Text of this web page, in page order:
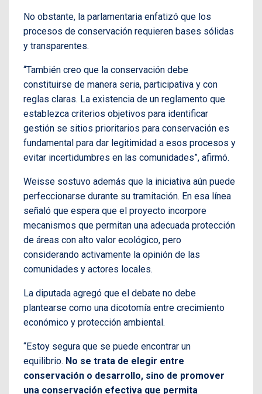
No obstante, la parlamentaria enfatizó que los
procesos de conservación requieren bases sólidas
y transparentes.
“También creo que la conservación debe
constituirse de manera seria, participativa y con
reglas claras. La existencia de un reglamento que
establezca criterios objetivos para identificar
gestión se sitios prioritarios para conservación es
fundamental para dar legitimidad a esos procesos y
evitar incertidumbres en las comunidades”, afirmó.
Weisse sostuvo además que la iniciativa aún puede
perfeccionarse durante su tramitación. En esa línea
señaló que espera que el proyecto incorpore
mecanismos que permitan una adecuada protección
de áreas con alto valor ecológico, pero
considerando activamente la opinión de las
comunidades y actores locales.
La diputada agregó que el debate no debe
plantearse como una dicotomía entre crecimiento
económico y protección ambiental.
“Estoy segura que se puede encontrar un
equilibrio. No se trata de elegir entre
conservación o desarrollo, sino de promover
una conservación efectiva que permita